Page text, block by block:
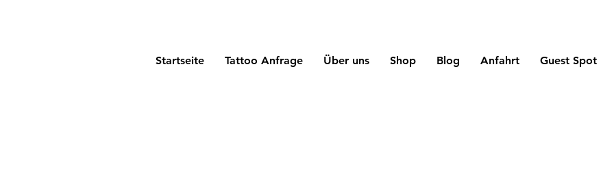
Startseite Tattoo Anfrage Über uns Shop Blog Anfahrt Guest Spot